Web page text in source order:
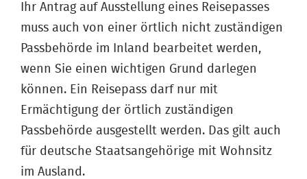
Ihr Antrag auf Ausstellung eines Reisepasses
muss auch von einer örtlich nicht zuständigen
Passbehörde im Inland bearbeitet werden,
wenn Sie einen wichtigen Grund darlegen
können. Ein Reisepass darf nur mit
Ermächtigung der örtlich zuständigen
Passbehörde ausgestellt werden. Das gilt auch
für deutsche Staatsangehörige mit Wohnsitz
im Ausland.